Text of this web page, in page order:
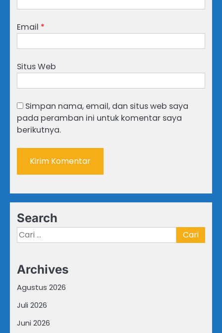
Email *
Situs Web
Simpan nama, email, dan situs web saya
pada peramban ini untuk komentar saya
berikutnya.
Search
Cari
untuk:
Archives
Agustus 2026
Juli 2026
Juni 2026